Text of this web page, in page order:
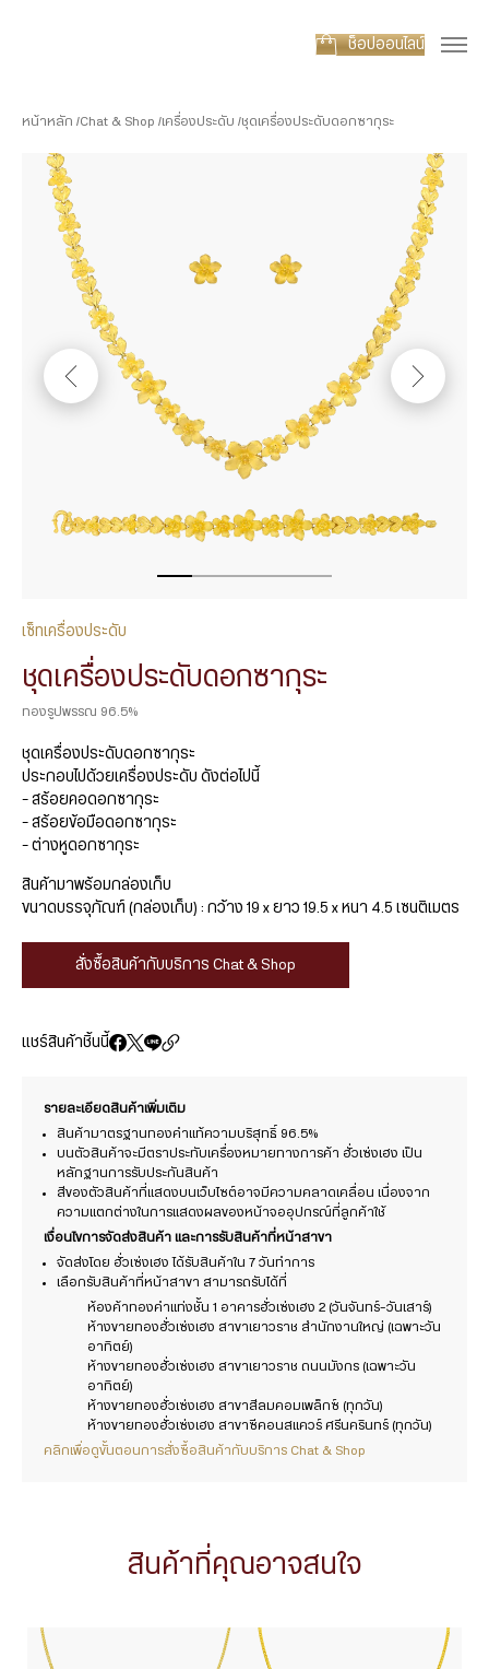
ช็อปออนไลน์
หน้าหลัก Chat & Shop เครื่องประดับ ชุดเครื่องประดับดอกซากุระ
เซ็ทเครื่องประดับ
ชุดเครื่องประดับดอกซากุระ
ทองรูปพรรณ 96.5%
ชุดเครื่องประดับดอกซากุระ
ประกอบไปด้วยเครื่องประดับ ดังต่อไปนี้
– สร้อยคอดอกซากุระ
– สร้อยข้อมือดอกซากุระ
– ต่างหูดอกซากุระ
สินค้ามาพร้อมกล่องเก็บ
ขนาดบรรจุภัณฑ์ (กล่องเก็บ) : กว้าง 19 x ยาว 19.5 x หนา 4.5 เซนติเมตร
สั่งซื้อสินค้ากับบริการ Chat & Shop
แชร์สินค้าชิ้นนี้
รายละเอียดสินค้าเพิ่มเติม
สินค้ามาตรฐานทองคำแท้ความบริสุทธิ์ 96.5%
บนตัวสินค้าจะมีตราประทับเครื่องหมายทางการค้า ฮั่วเซ่งเฮง เป็น
หลักฐานการรับประกันสินค้า
สีของตัวสินค้าที่แสดงบนเว็บไซต์อาจมีความคลาดเคลื่อน เนื่องจาก
ความแตกต่างในการแสดงผลของหน้าจออุปกรณ์ที่ลูกค้าใช้
เงื่อนไขการจัดส่งสินค้า และการรับสินค้าที่หน้าสาขา
จัดส่งโดย ฮั่วเซ่งเฮง ได้รับสินค้าใน 7 วันทำการ
เลือกรับสินค้าที่หน้าสาขา สามารถรับได้ที่
ห้องค้าทองคำแท่งชั้น 1 อาคารฮั่วเซ่งเฮง 2 (วันจันทร์-วันเสาร์)
ห้างขายทองฮั่วเซ่งเฮง สาขาเยาวราช สำนักงานใหญ่ (เฉพาะวัน
อาทิตย์)
ห้างขายทองฮั่วเซ่งเฮง สาขาเยาวราช ถนนมังกร (เฉพาะวัน
อาทิตย์)
ห้างขายทองฮั่วเซ่งเฮง สาขาสีลมคอมเพล็กซ์ (ทุกวัน)
ห้างขายทองฮั่วเซ่งเฮง สาขาซีคอนสแควร์ ศรีนครินทร์ (ทุกวัน)
คลิกเพื่อดูขั้นตอนการสั่งซื้อสินค้ากับบริการ Chat & Shop
สินค้าที่คุณอาจสนใจ